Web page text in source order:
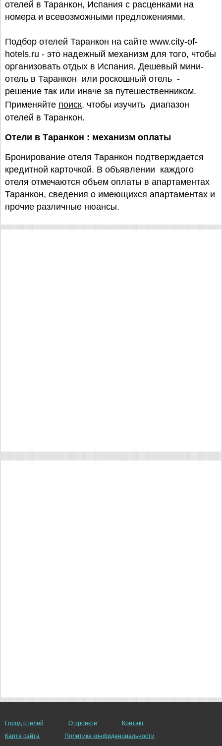
отелей в Таранкон, Испания с расценками на
номера и всевозможными предложениями.
Подбор отелей Таранкон на сайте www.city-of-
hotels.ru - это надежный механизм для того, чтобы
организовать отдых в Испания. Дешевый мини-
отель в Таранкон или роскошный отель -
решение так или иначе за путешественником.
Применяйте поиск, чтобы изучить диапазон
отелей в Таранкон.
Отели в Таранкон : механизм оплаты
Бронирование отеля Таранкон подтверждается
кредитной карточкой. В объявлении каждого
отеля отмечаются объем оплаты в апартаментах
Таранкон, сведения о имеющихся апартаментах и
прочие различные нюансы.
Город отелей О проекте
Контакт
Карта сайта
Политика конфиденциальности